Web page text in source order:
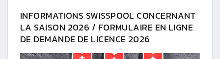
INFORMATIONS SWISSPOOL CONCERNANT
LA SAISON 2026 / FORMULAIRE EN LIGNE
DE DEMANDE DE LICENCE 2026